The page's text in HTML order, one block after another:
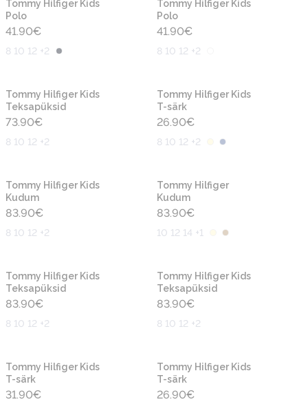
Tommy Hilfiger Kids
Polo
41.90€
8 10 12 +2
Tommy Hilfiger Kids
Polo
41.90€
8 10 12 +2
Tommy Hilfiger Kids
Teksapüksid
73.90€
8 10 12 +2
Tommy Hilfiger Kids
T-särk
26.90€
8 10 12 +2
Tommy Hilfiger Kids
Kudum
83.90€
8 10 12 +2
Tommy Hilfiger
Kudum
83.90€
10 12 14 +1
Tommy Hilfiger Kids
Teksapüksid
83.90€
8 10 12 +2
Tommy Hilfiger Kids
Teksapüksid
83.90€
8 10 12 +2
Tommy Hilfiger Kids
T-särk
31.90€
Tommy Hilfiger Kids
T-särk
26.90€